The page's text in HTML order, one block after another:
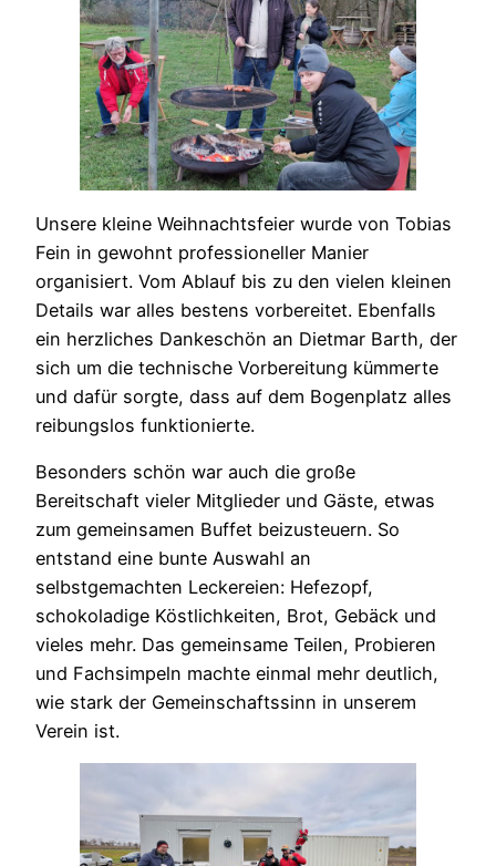
Unsere kleine Weihnachtsfeier wurde von Tobias
Fein in gewohnt professioneller Manier
organisiert. Vom Ablauf bis zu den vielen kleinen
Details war alles bestens vorbereitet. Ebenfalls
ein herzliches Dankeschön an Dietmar Barth, der
sich um die technische Vorbereitung kümmerte
und dafür sorgte, dass auf dem Bogenplatz alles
reibungslos funktionierte.
Besonders schön war auch die große
Bereitschaft vieler Mitglieder und Gäste, etwas
zum gemeinsamen Buffet beizusteuern. So
entstand eine bunte Auswahl an
selbstgemachten Leckereien: Hefezopf,
schokoladige Köstlichkeiten, Brot, Gebäck und
vieles mehr. Das gemeinsame Teilen, Probieren
und Fachsimpeln machte einmal mehr deutlich,
wie stark der Gemeinschaftssinn in unserem
Verein ist.